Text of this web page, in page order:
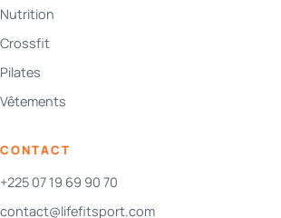
Nutrition
Crossfit
Pilates
Vêtements
CONTACT
+225 07 19 69 90 70
contact@lifefitsport.com